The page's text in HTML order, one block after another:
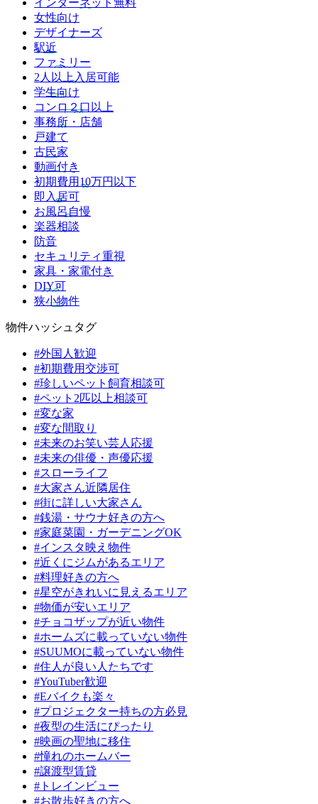
インターネット無料
女性向け
デザイナーズ
駅近
ファミリー
2人以上入居可能
学生向け
コンロ２口以上
事務所・店舗
戸建て
古民家
動画付き
初期費用10万円以下
即入居可
お風呂自慢
楽器相談
防音
セキュリティ重視
家具・家電付き
DIY可
狭小物件
物件ハッシュタグ
#外国人歓迎
#初期費用交渉可
#珍しいペット飼育相談可
#ペット2匹以上相談可
#変な家
#変な間取り
#未来のお笑い芸人応援
#未来の俳優・声優応援
#スローライフ
#大家さん近隣居住
#街に詳しい大家さん
#銭湯・サウナ好きの方へ
#家庭菜園・ガーデニングOK
#インスタ映え物件
#近くにジムがあるエリア
#料理好きの方へ
#星空がきれいに見えるエリア
#物価が安いエリア
#チョコザップが近い物件
#ホームズに載っていない物件
#SUUMOに載っていない物件
#住人が良い人たちです
#YouTuber歓迎
#Eバイクも楽々
#プロジェクター持ちの方必見
#夜型の生活にぴったり
#映画の聖地に移住
#憧れのホームバー
#譲渡型賃貸
#トレインビュー
#お散歩好きの方へ